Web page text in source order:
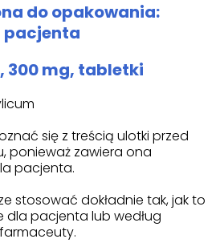
do opakowania:
300 mg, tabletki
się z treścią ulotki przed
ponieważ zawiera ona
pacjenta.
stosować dokładnie tak, jak to
pacjenta lub według